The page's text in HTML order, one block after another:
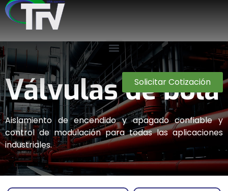
Solicitar Cotización
Válvulas de bola
Aislamiento de encendido y apagado confiable y
control de modulación para todas las aplicaciones
industriales.